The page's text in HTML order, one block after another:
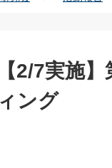
【2/7実施
ィング